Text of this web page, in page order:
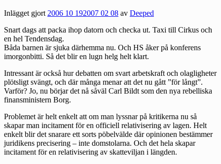
Inlägget gjort2006 10 192007 02 08 av Deeped
Snart dags att packa ihop datorn och checka ut. Taxi till Cirkus och
en hel Tendensdag.
Båda barnen är sjuka därhemma nu. Och HS åker på konferens
imorgonbitti. Så det blir en lugn helg helt klart.
Intressant är också hur debatten om svart arbetskraft och olagligheter
plötsligt svängt, och där många menar att det nu gått ”för långt”.
Varför? Jo, nu börjar det nå såväl Carl Bildt som den nya rebelliska
finansministern Borg.
Problemet är helt enkelt att om man lyssnar på kritikerna nu så
skapar man incitament för en officiell relativisering av lagen. Helt
enkelt blir det snarare ett sorts pöbelvälde där opinionen bestämmer
juridikens precisering – inte domstolarna. Och det hela skapar
incitament för en relativisering av skatteviljan i längden.